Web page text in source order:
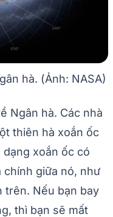
hà. (Ảnh: NASA)
Ngân hà. Các nhà
thiên hà xoắn ốc
xoắn ốc có
chính giữa nó, như
trên. Nếu bạn bay
thì bạn sẽ mất